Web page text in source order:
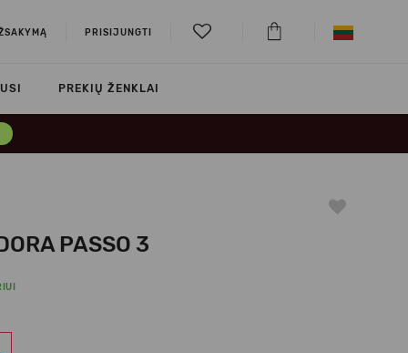
PRISIJUNGTI
PREKIŲ ŽENKLAI
PASSO 3